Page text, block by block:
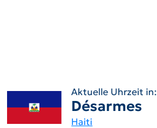
Aktuelle Uhrzeit in:
Désarmes
Haiti